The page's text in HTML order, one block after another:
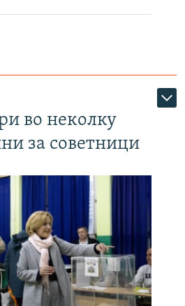
во неколку
за советници